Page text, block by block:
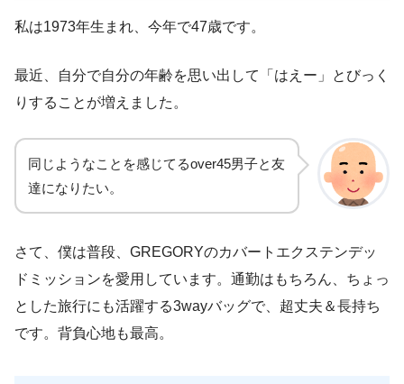
私は1973年生まれ、今年で47歳です。
最近、自分で自分の年齢を思い出して「はえー」とびっく
りすることが増えました。
同じようなことを感じてるover45男子と友
達になりたい。
さて、僕は普段、GREGORYのカバートエクステンデッ
ドミッションを愛用しています。通勤はもちろん、ちょっ
とした旅行にも活躍する3wayバッグで、超丈夫＆長持ち
です。背負心地も最高。